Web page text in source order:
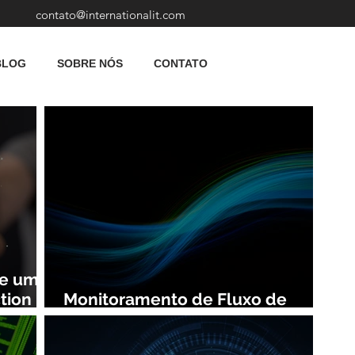
contato@internationalit.com
SOBRE NÓS CONTATO
uma
Monitoramento de Fluxo de
Rede: Vantagens e Benefícios